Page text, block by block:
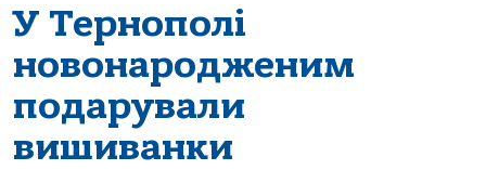
У Тернополі
новонародженим
подарували
вишиванки